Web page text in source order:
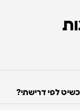
לפי דרישתי?